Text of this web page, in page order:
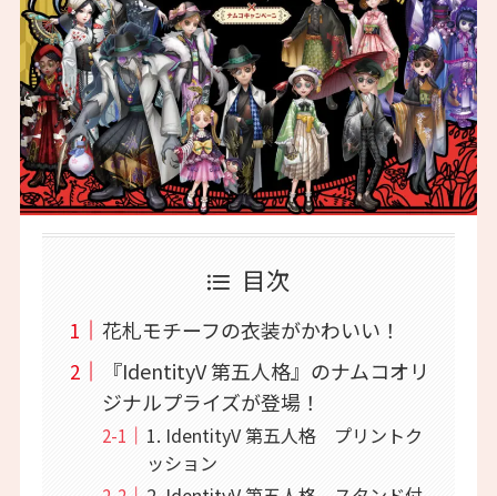
目次
花札モチーフの衣装がかわいい！
『IdentityV 第五人格』のナムコオリ
ジナルプライズが登場！
1. IdentityV 第五人格 プリントク
ッション